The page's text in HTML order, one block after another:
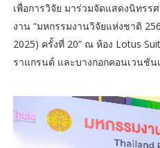
เพื่อการวิจัย มาร่วมจัดแสดงนิทรร
งาน “มหกรรมงานวิจัยแห่งชาติ
2025) ครั้งที่ 20” ณ ห้อง Lotus
ราแกรนด์ และบางกอกคอนเวนชัน